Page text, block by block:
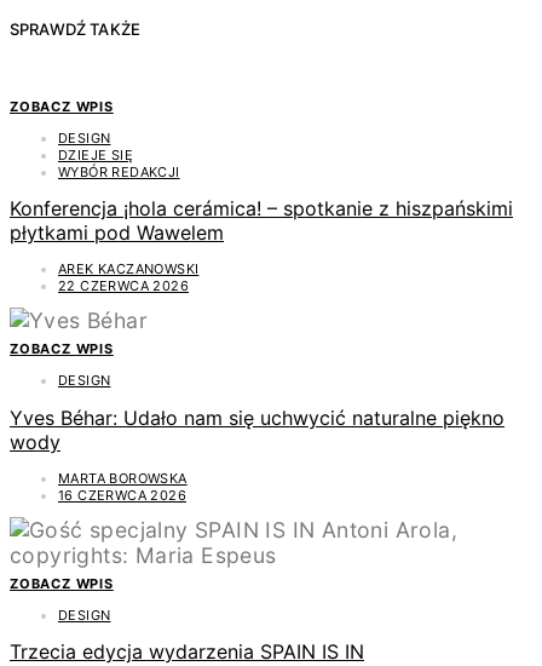
SPRAWDŹ TAKŻE
ZOBACZ WPIS
DESIGN
DZIEJE SIĘ
WYBÓR REDAKCJI
Konferencja ¡hola cerámica! – spotkanie z hiszpańskimi
płytkami pod Wawelem
AREK KACZANOWSKI
22 CZERWCA 2026
ZOBACZ WPIS
DESIGN
Yves Béhar: Udało nam się uchwycić naturalne piękno
wody
MARTA BOROWSKA
16 CZERWCA 2026
ZOBACZ WPIS
DESIGN
Trzecia edycja wydarzenia SPAIN IS IN